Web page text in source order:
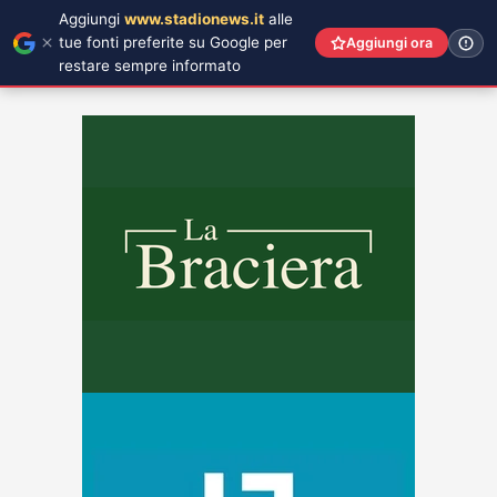
Aggiungi www.stadionews.it alle
tue fonti preferite su Google per
restare sempre informato
Aggiungi ora